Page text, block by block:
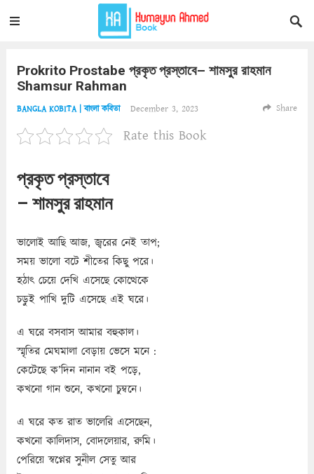
Prokrito Prostabe প্রকৃত প্রস্তাবে– শামসুর রাহমান
Shamsur Rahman
BANGLA KOBITA | বাংলা কবিতা December 3, 2023 Share
Rate this Book
প্রকৃত প্রস্তাবে
– শামসুর রাহমান
ভালোই আছি আজ, জ্বরের নেই তাপ;
সময় ভালো বটে শীতের কিছু পরে।
হঠাৎ চেয়ে দেখি এসেছে কোত্থেকে
চড়ুই পাখি দুটি এসেছে এই ঘরে।
এ ঘরে বসবাস আমার বহুকাল।
স্মৃতির মেঘমালা বেড়ায় ভেসে মনে :
কেটেছে ক’দিন নানান বই পড়ে,
কখনো গান শুনে, কখনো চুম্বনে।
এ ঘরে কত রাত ভালেরি এসেছেন,
কখনো কালিদাস, বোদলেয়ার, রুমি।
পেরিয়ে স্বপ্নের সুনীল সেতু আর